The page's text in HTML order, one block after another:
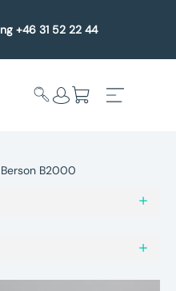
+46 31 52 22 44
undermeny
Service
B2000